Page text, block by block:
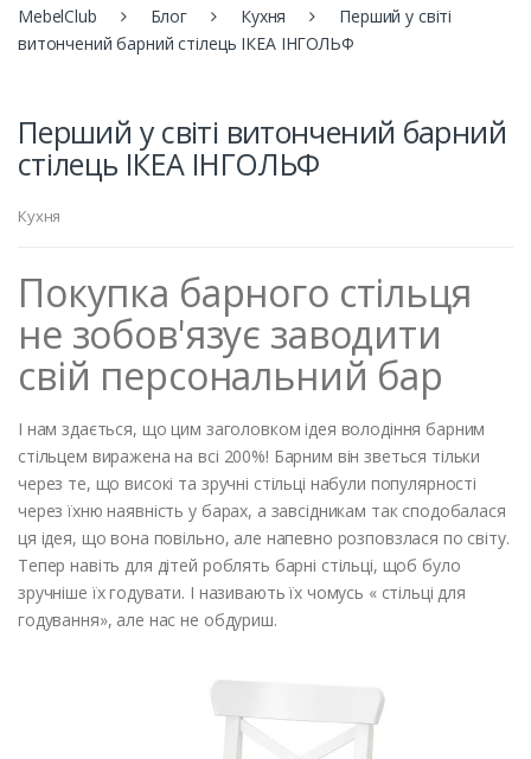
MebelClub Блог Кухня
Перший у світі
витончений барний стілець ІКЕА ІНГОЛЬФ
Перший у світі витончений барний
стілець ІКЕА ІНГОЛЬФ
Кухня
Покупка барного стільця
не зобов'язує заводити
свій персональний бар
І нам здається, що цим заголовком ідея володіння барним
стільцем виражена на всі 200%! Барним він зветься тільки
через те, що високі та зручні стільці набули популярності
через їхню наявність у барах, а завсідникам так сподобалася
ця ідея, що вона повільно, але напевно розповзлася по світу.
Тепер навіть для дітей роблять барні стільці, щоб було
зручніше їх годувати. І називають їх чомусь « стільці для
годування», але нас не обдуриш.